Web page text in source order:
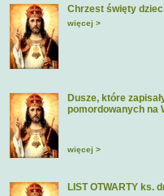
Chrzest święty
więcej >
Dusze, które
pomordowanych na
więcej >
LIST OTWARTY ks.